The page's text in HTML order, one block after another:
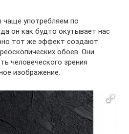
чаще употребляем по
он как будто окутывает нас
тот же эффект создают
обоев. Они
человеческого зрения
изображение.